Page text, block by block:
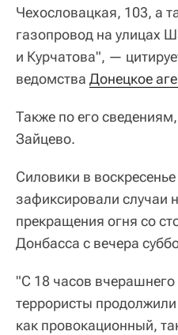
Чехословацкая, 103, а
газопровод на улицах
и Курчатова", —
ведомства Донецкое
Также по его
Зайцево.
Силовики в
зафиксировали случаи
прекращения огня со
Донбасса c вечера
"С 18 часов вчерашнего
террористы продолжили
как провокационный,